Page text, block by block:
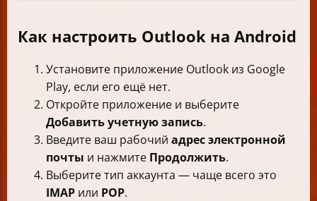
Как настроить Outlook на Android
Установите приложение Outlook из Google
Play, если его ещё нет.
Откройте приложение и выберите
Добавить учетную запись.
Введите ваш рабочий адрес электронной
почты и нажмите Продолжить.
Выберите тип аккаунта — чаще всего это
IMAP или POP.